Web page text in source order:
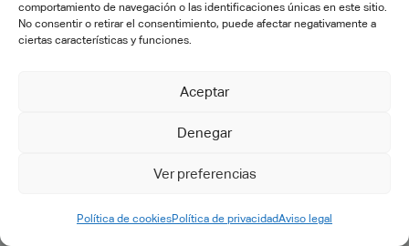
comportamiento de navegación o las identificaciones únicas en este sitio.
No consentir o retirar el consentimiento, puede afectar negativamente a
ciertas características y funciones.
Aceptar
Denegar
Ver preferencias
Política de cookiesPolítica de privacidadAviso legal
INDUSTRIAS